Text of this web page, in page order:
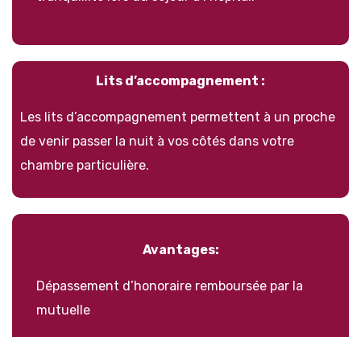
Lits d’accompagnement :
Les lits d’accompagnement permettent à un proche
de venir passer la nuit à vos côtés dans votre
chambre particulière.
Avantages:
Dépassement d’honoraire remboursée par la
mutuelle